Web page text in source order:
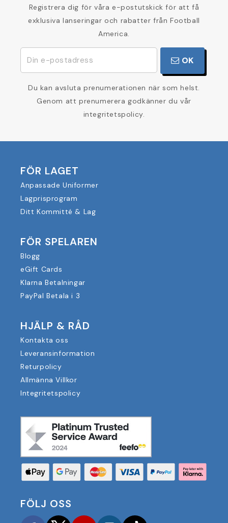
Registrera dig för våra e-postutskick för att få
exklusiva lanseringar och rabatter från Football
America.
OK
Du kan avsluta prenumerationen när som helst.
Genom att prenumerera godkänner du vår
integritetspolicy.
FÖR LAGET
Anpassade Uniformer
Lagprisprogram
Ditt Kommitté & Lag
FÖR SPELAREN
Blogg
eGift Cards
Klarna Betalningar
PayPal Betala i 3
HJÄLP & RÅD
Kontakta oss
Leveransinformation
Returpolicy
Allmänna Villkor
Integritetspolicy
FÖLJ OSS